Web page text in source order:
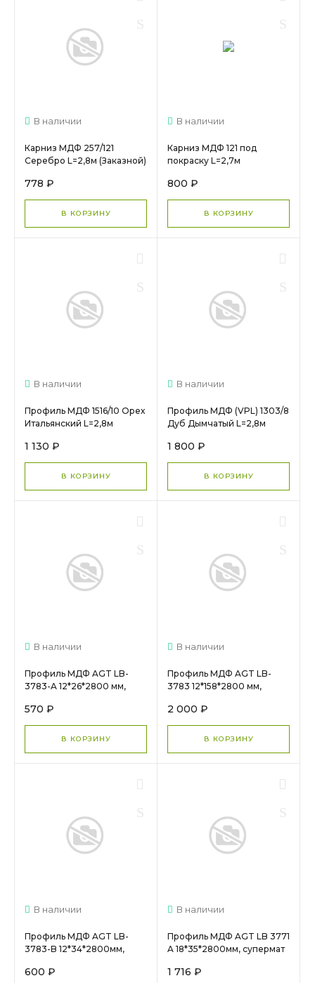
В наличии
Карниз МДФ 257/121
Серебро L=2,8м (Заказной)
778 ₽
В КОРЗИНУ
В наличии
Карниз МДФ 121 под
покраску L=2,7м
800 ₽
В КОРЗИНУ
В наличии
Профиль МДФ 1516/10 Орех
Итальянский L=2,8м
1 130 ₽
В КОРЗИНУ
В наличии
Профиль МДФ (VPL) 1303/8
Дуб Дымчатый L=2,8м
1 800 ₽
В КОРЗИНУ
В наличии
Профиль МДФ AGT LB-
3783-A 12*26*2800 мм,
(Sahara Cream) (Заказ)
570 ₽
В КОРЗИНУ
В наличии
Профиль МДФ AGT LB-
3783 12*158*2800 мм,
(Sahara Cream) (Заказ)
2 000 ₽
В КОРЗИНУ
В наличии
Профиль МДФ AGT LB-
3783-B 12*34*2800мм,
(Sahara Cream) (Заказ)
600 ₽
В наличии
Профиль МДФ AGT LB 3771
A 18*35*2800мм, супермат
Cream) (Заказ)
1 716 ₽